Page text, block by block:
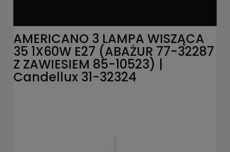
AMERICANO 3 LAMPA WISZĄCA
35 1X60W E27 (ABAŻUR 77-32287
Z ZAWIESIEM 85-10523) |
Candellux 31-32324